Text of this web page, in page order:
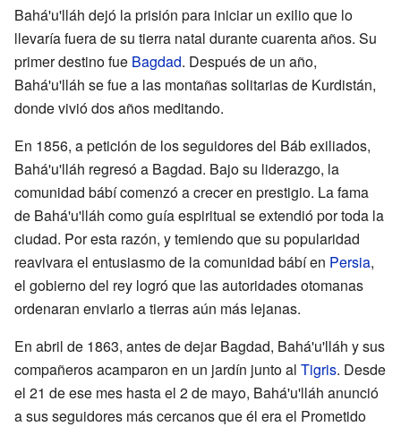
Bahá'u'lláh dejó la prisión para iniciar un exilio que lo
llevaría fuera de su tierra natal durante cuarenta años. Su
primer destino fue Bagdad. Después de un año,
Bahá'u'lláh se fue a las montañas solitarias de Kurdistán,
donde vivió dos años meditando.
En 1856, a petición de los seguidores del Báb exiliados,
Bahá'u'lláh regresó a Bagdad. Bajo su liderazgo, la
comunidad bábí comenzó a crecer en prestigio. La fama
de Bahá'u'lláh como guía espiritual se extendió por toda la
ciudad. Por esta razón, y temiendo que su popularidad
reavivara el entusiasmo de la comunidad bábí en Persia,
el gobierno del rey logró que las autoridades otomanas
ordenaran enviarlo a tierras aún más lejanas.
En abril de 1863, antes de dejar Bagdad, Bahá'u'lláh y sus
compañeros acamparon en un jardín junto al Tigris. Desde
el 21 de ese mes hasta el 2 de mayo, Bahá'u'lláh anunció
a sus seguidores más cercanos que él era el Prometido